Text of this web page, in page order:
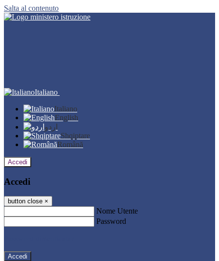
Salta al contenuto
Italiano
Italiano
English
اردو
Shqiptare
Română
Accedi
Accedi
button close ×
Nome Utente
Password